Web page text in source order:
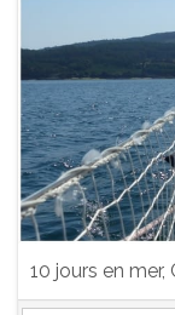
10 jours en